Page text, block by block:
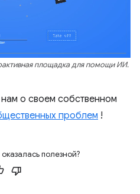
площадка для помощи ИИ.
о своем собственном
проблем !
полезной?